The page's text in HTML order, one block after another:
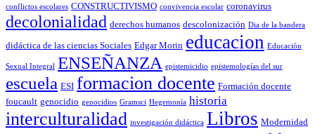
conflictos escolares CONSTRUCTIVISMO convivencia escolar coronavirus
decolonialidad derechos humanos descolonización Dia de la bandera
didáctica de las ciencias Sociales Edgar Morin educacion Educación
Sexual Integral ENSEÑANZA epistemicidio epistemologías del sur
escuela ESI formacion docente Formación docente
foucault genocidio genocidios Gramsci Hegemonía historia
interculturalidad investigación didáctica Libros Modernidad